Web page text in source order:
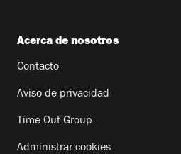
Acerca de nosotros
Contacto
Aviso de privacidad
Time Out Group
Administrar cookies